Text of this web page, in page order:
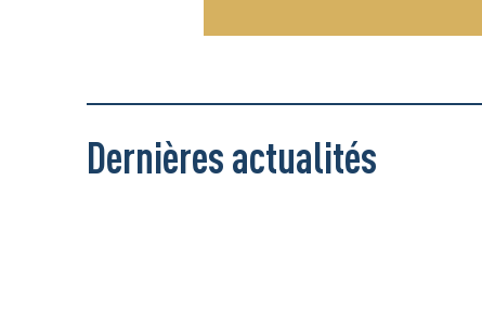
Dernières actualités